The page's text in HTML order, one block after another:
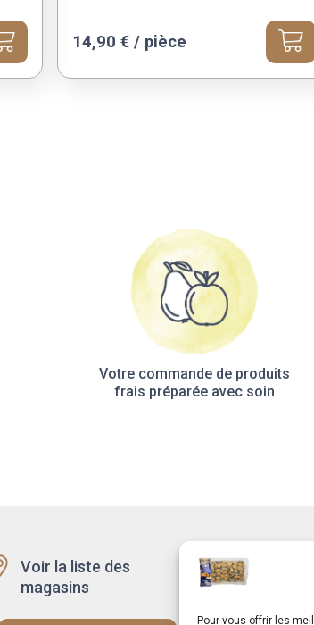
Pour vous offrir les
14,90€ / pièce
Votre commande de produits
frais préparée avec soin
Voir la liste des
magasins
Recrutement
produits